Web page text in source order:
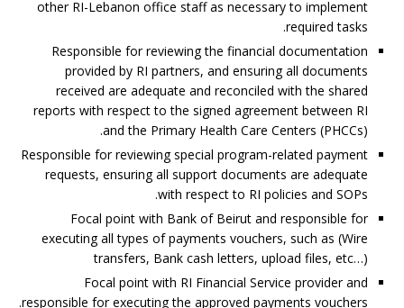
other RI-Lebanon office staff as necessary to implement
required tasks.
Responsible for reviewing the financial documentation
provided by RI partners, and ensuring all documents
received are adequate and reconciled with the shared
reports with respect to the signed agreement between RI
and the Primary Health Care Centers (PHCCs).
Responsible for reviewing special program-related payment
requests, ensuring all support documents are adequate
with respect to RI policies and SOPs.
Focal point with Bank of Beirut and responsible for
executing all types of payments vouchers, such as (Wire
transfers, Bank cash letters, upload files, etc…)
Focal point with RI Financial Service provider and
responsible for executing the approved payments vouchers.